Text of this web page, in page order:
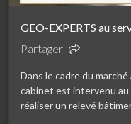
GEO-EXPERTS au
Partager
Dans le cadre du
cabinet est intervenu
réaliser un relevé